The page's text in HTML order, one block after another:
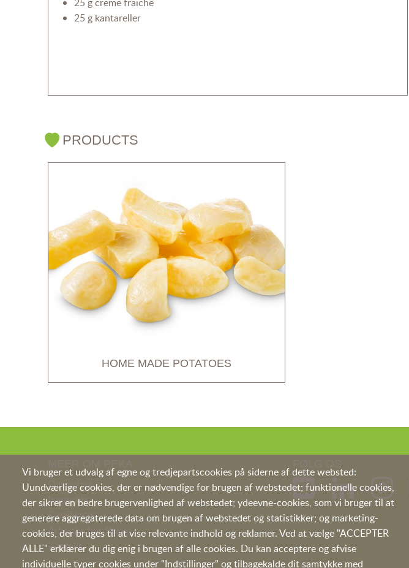
25 g kantareller
PRODUCTS
HOME MADE POTATOES
Vi bruger et udvalg af egne og tredjepartscookies på siderne af dette websted:
Uundværlige cookies, der er nødvendige for brugen af webstedet; funktionelle cookies,
der sikrer en bedre brugervenlighed af webstedet; ydeevne-cookies, som vi bruger til at
generere aggregaterede data om brugen af webstedet og statistikker; og marketing-
cookies, der bruges til at vise relevante indhold og reklamer. Ved at vælge "ACCEPTER
ALLE" erklærer du dig enig i brugen af alle cookies. Du kan acceptere og afvise
individuelle typer cookies under "Indstillinger" og tilbagekalde dit samtykke med
Opskrifter
Image film
Certifikater
Arbejder hos Peka
Kontakt